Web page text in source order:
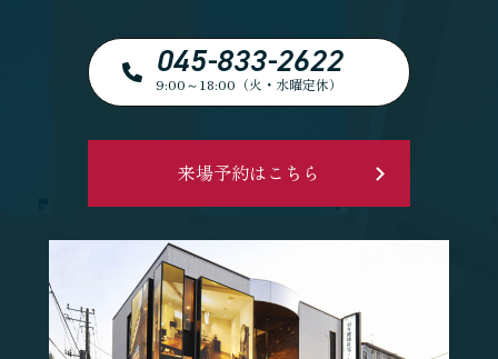
045-833-2622
9:00～18:00（火・水曜定休）
来場予約はこちら